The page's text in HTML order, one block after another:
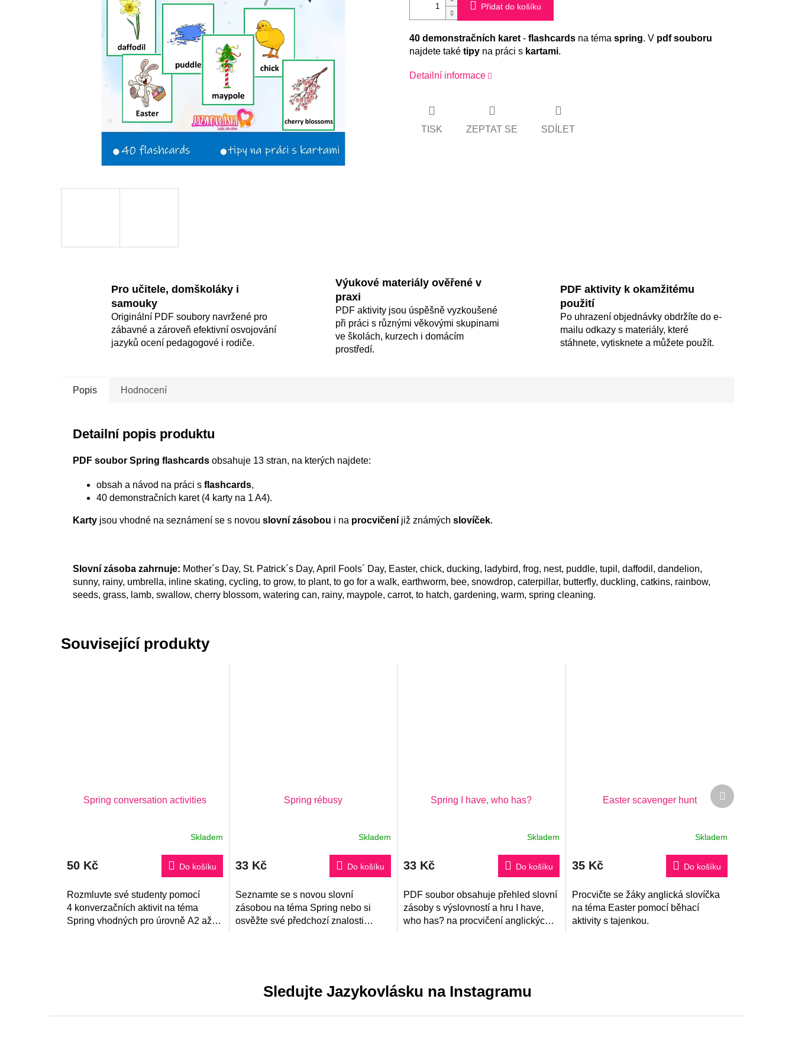
Přidat do košíku
40 demonstračních karet - flashcards na téma spring. V pdf souboru
najdete také tipy na práci s kartami.
Detailní informace
TISK ZEPTAT SE SDÍLET
Pro učitele, domškoláky i
samouky
Originální PDF soubory navržené pro
zábavné a zároveň efektivní osvojování
jazyků ocení pedagogové i rodiče.
Výukové materiály ověřené v
praxi
PDF aktivity jsou úspěšně vyzkoušené
při práci s různými věkovými skupinami
ve školách, kurzech i domácím
prostředí.
PDF aktivity k okamžitému
použití
Po uhrazení objednávky obdržíte do e-
mailu odkazy s materiály, které
stáhnete, vytisknete a můžete použít.
Popis Hodnocení
Detailní popis produktu
PDF soubor Spring flashcards obsahuje 13 stran, na kterých najdete:
obsah a návod na práci s flashcards,
40 demonstračních karet (4 karty na 1 A4).
Karty jsou vhodné na seznámení se s novou slovní zásobou i na procvičení již známých slovíček.
Slovní zásoba zahrnuje: Mother´s Day, St. Patrick´s Day, April Fools´ Day, Easter, chick, ducking, ladybird, frog, nest, puddle, tupil, daffodil, dandelion,
sunny, rainy, umbrella, inline skating, cycling, to grow, to plant, to go for a walk, earthworm, bee, snowdrop, caterpillar, butterfly, duckling, catkins, rainbow,
seeds, grass, lamb, swallow, cherry blossom, watering can, rainy, maypole, carrot, to hatch, gardening, warm, spring cleaning.
Související produkty
Spring conversation activities
je
5
hvězdiček.
Skladem
50 Kč Do košíku
Rozmluvte své studenty pomocí
4 konverzačních aktivit na téma
Spring vhodných pro úrovně A2 až
Spring rébusy
Skladem
33 Kč Do košíku
Seznamte se s novou slovní
zásobou na téma Spring nebo si
osvěžte své předchozí znalosti
Spring I have, who has?
Skladem
33 Kč Do košíku
PDF soubor obsahuje přehled slovní
zásoby s výslovností a hru I have,
who has? na procvičení anglických
Easter scavenger hunt
je
5
hvězdiček.
Skladem
35 Kč Do košíku
Procvičte se žáky anglická slovíčka
na téma Easter pomocí běhací
aktivity s tajenkou.
Další
produkt
Sledujte Jazykovlásku na Instagramu